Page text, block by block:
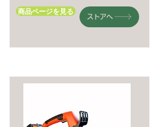
商品ページを見る
ストアへ